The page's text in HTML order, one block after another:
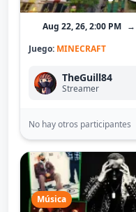
Aug 22, 26, 2:00 PM →
Juego: MINECRAFT
TheGuill84
Streamer
No hay otros participantes
Música